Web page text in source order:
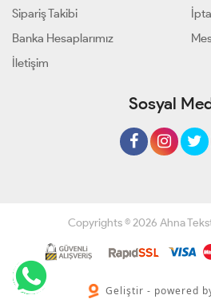
Sipariş Takibi
Banka Hesaplarımız
İletişim
Sosyal
Copyrights © 2026 Ahna
Geliştir - powered